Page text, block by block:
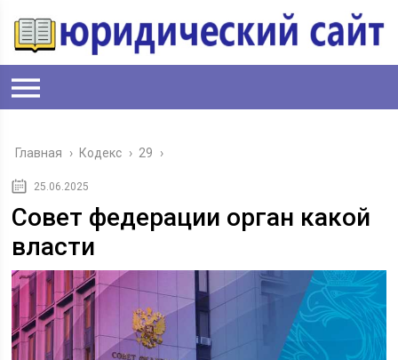
Главная › Кодекс › 29 ›
25.06.2025
Совет федерации орган какой
власти